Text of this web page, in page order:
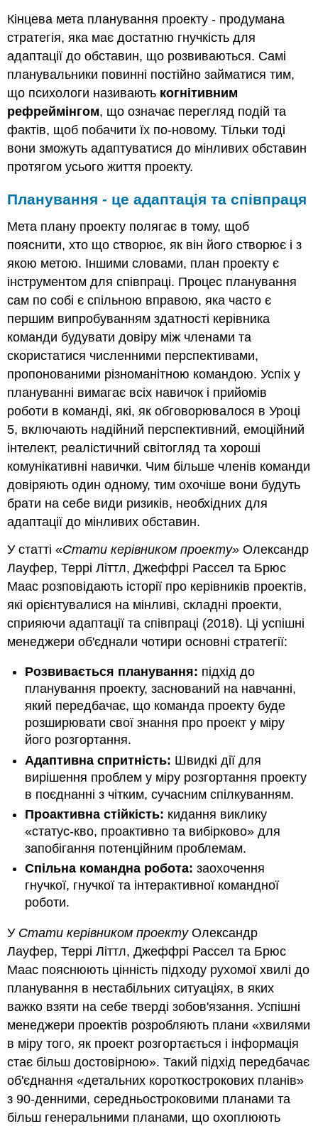
Кінцева мета планування проекту - продумана
стратегія, яка має достатню гнучкість для
адаптації до обставин, що розвиваються. Самі
планувальники повинні постійно займатися тим,
що психологи називають когнітивним
рефреймінгом, що означає перегляд подій та
фактів, щоб побачити їх по-новому. Тільки тоді
вони зможуть адаптуватися до мінливих обставин
протягом усього життя проекту.
Планування - це адаптація та співпраця
Мета плану проекту полягає в тому, щоб
пояснити, хто що створює, як він його створює і з
якою метою. Іншими словами, план проекту є
інструментом для співпраці. Процес планування
сам по собі є спільною вправою, яка часто є
першим випробуванням здатності керівника
команди будувати довіру між членами та
скористатися численними перспективами,
пропонованими різноманітною командою. Успіх у
плануванні вимагає всіх навичок і прийомів
роботи в команді, які, як обговорювалося в Уроці
5, включають надійний перспективний, емоційний
інтелект, реалістичний світогляд та хороші
комунікативні навички. Чим більше членів команди
довіряють один одному, тим охочіше вони будуть
брати на себе види ризиків, необхідних для
адаптації до мінливих обставин.
У статті «Стати керівником проекту» Олександр
Лауфер, Террі Літтл, Джеффрі Рассел та Брюс
Маас розповідають історії про керівників проектів,
які орієнтувалися на мінливі, складні проекти,
сприяючи адаптації та співпраці (2018). Ці успішні
менеджери об'єднали чотири основні стратегії:
Розвивається планування: підхід до
планування проекту, заснований на навчанні,
який передбачає, що команда проекту буде
розширювати свої знання про проект у міру
його розгортання.
Адаптивна спритність: Швидкі дії для
вирішення проблем у міру розгортання проекту
в поєднанні з чітким, сучасним спілкуванням.
Проактивна стійкість: кидання виклику
«статус-кво, проактивно та вибірково» для
запобігання потенційним проблемам.
Спільна командна робота: заохочення
гнучкої, гнучкої та інтерактивної командної
роботи.
У Стати керівником проектуОлександр
Лауфер, Террі Літтл, Джеффрі Рассел та Брюс
Маас пояснюють цінність підходу рухомої хвилі до
планування в нестабільних ситуаціях, в яких
важко взяти на себе тверді зобов'язання. Успішні
менеджери проектів розробляють плани «хвилями
в міру того, як проект розгортається і інформація
стає більш достовірною». Такий підхід передбачає
об'єднання «детальних короткострокових планів»
з 90-денними, середньостроковими планами та
більш генеральними планами, що охоплюють